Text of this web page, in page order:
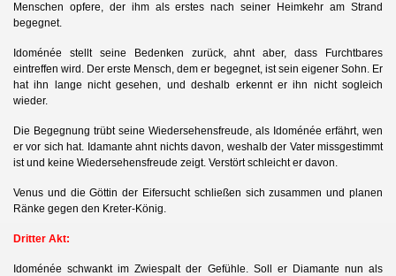
Menschen opfere, der ihm als erstes nach seiner Heimkehr am Strand
begegnet.
Idoménée stellt seine Bedenken zurück, ahnt aber, dass Furchtbares
eintreffen wird. Der erste Mensch, dem er begegnet, ist sein eigener Sohn. Er
hat ihn lange nicht gesehen, und deshalb erkennt er ihn nicht sogleich
wieder.
Die Begegnung trübt seine Wiedersehensfreude, als Idoménée erfährt, wen
er vor sich hat. Idamante ahnt nichts davon, weshalb der Vater missgestimmt
ist und keine Wiedersehensfreude zeigt. Verstört schleicht er davon.
Venus und die Göttin der Eifersucht schließen sich zusammen und planen
Ränke gegen den Kreter-König.
Dritter Akt:
Idoménée schwankt im Zwiespalt der Gefühle. Soll er Diamante nun als